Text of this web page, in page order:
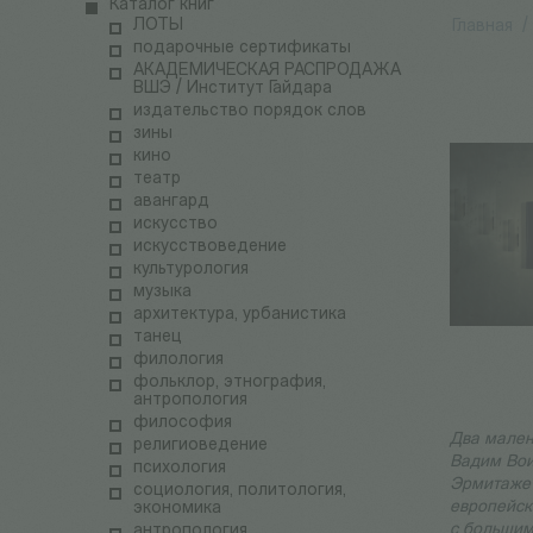
Каталог книг
ЛОТЫ
подарочные сертификаты
АКАДЕМИЧЕСКАЯ РАСПРОДАЖА
ВШЭ / Институт Гайдара
издательство порядок слов
зины
кино
театр
авангард
искусство
искусствоведение
культурология
музыка
архитектура, урбанистика
танец
филология
фольклор, этнография,
антропология
философия
религиоведение
психология
социология, политология,
экономика
Два
Вадим
Эрмитаже